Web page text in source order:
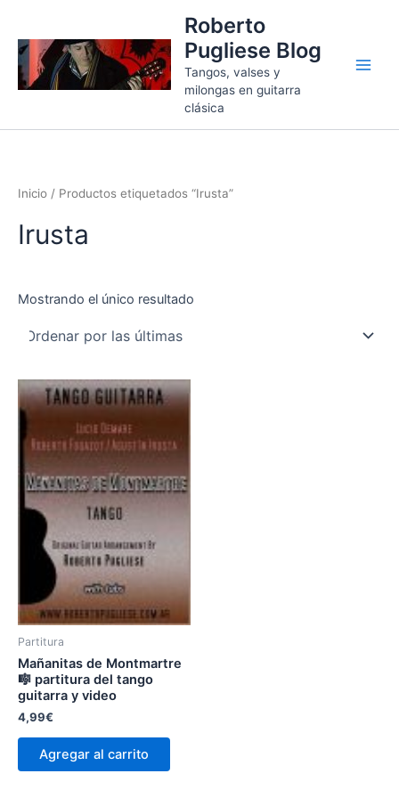
contenido
Roberto
Pugliese Blog
Tangos, valses y
milongas en guitarra
clásica
Inicio / Productos etiquetados “Irusta”
Irusta
Mostrando el único resultado
Partitura
Mañanitas de Montmartre
🎼 partitura del tango
guitarra y video
4,99€
Agregar al carrito